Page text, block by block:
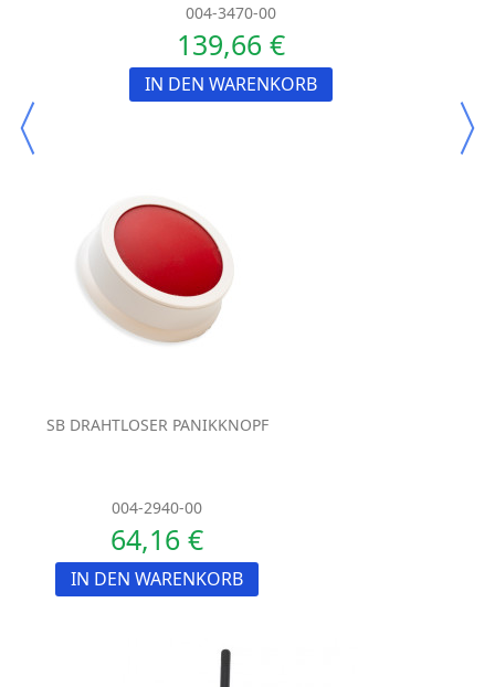
004-3470-00
139,66 €
IN DEN WARENKORB
SB DRAHTLOSER PANIKKNOPF
004-2940-00
64,16 €
IN DEN WARENKORB